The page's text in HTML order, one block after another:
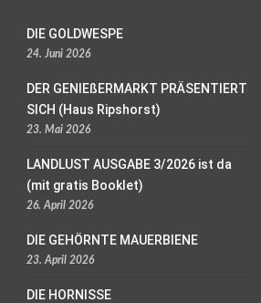
DIE GOLDWESPE
24. Juni 2026
DER GENIEßERMARKT PRÄSENTIERT
SICH (Haus Ripshorst)
23. Mai 2026
LANDLUST AUSGABE 3/2026 ist da
(mit gratis Booklet)
26. April 2026
DIE GEHÖRNTE MAUERBIENE
23. April 2026
DIE HORNISSE